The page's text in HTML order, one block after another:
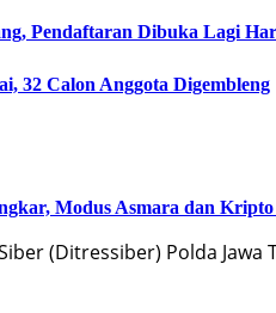
Pendaftaran Dibuka Lagi
32 Calon Anggota Digembleng
Modus Asmara dan
(Ditressiber) Polda